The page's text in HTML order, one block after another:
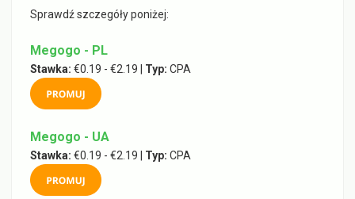
Sprawdź szczegóły poniżej:
Megogo - PL
Stawka: €0.19 - €2.19 | Typ: CPA
Megogo - UA
Stawka: €0.19 - €2.19 | Typ: CPA